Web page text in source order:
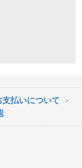
あります。
もございますので
支払いについて